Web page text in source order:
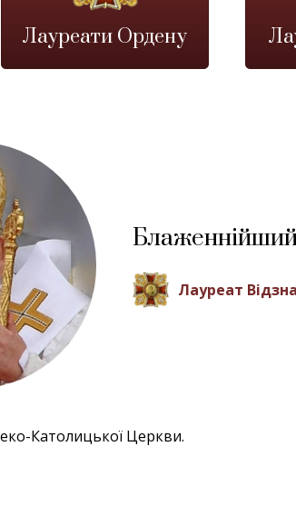
Лауреати Ордену
Лауреат
Католицької Церкви.